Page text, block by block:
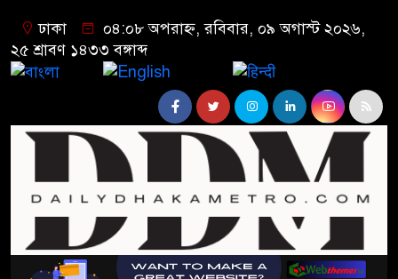
ঢাকা
০৪:০৮ অপরাহ্ন, রবিবার, ০৯ অগাস্ট ২০২৬,
২৫ শ্রাবণ ১৪৩৩ বঙ্গাব্দ